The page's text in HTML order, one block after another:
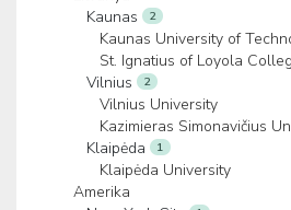
Kaunas
2
Kaunas University of
St. Ignatius of Loyola
Vilnius
2
Vilnius University
Kazimieras Simonavičius
Klaipėda
1
Klaipėda University
Amerika